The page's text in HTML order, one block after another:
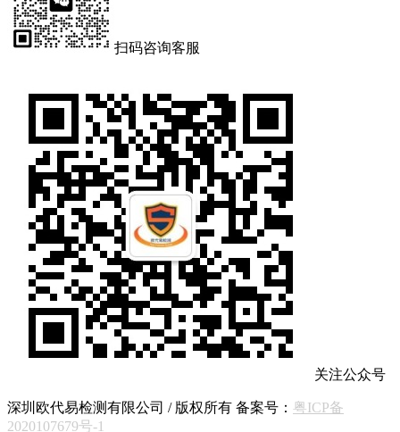
扫码咨询客服
关注公众号
深圳欧代易检测有限公司 / 版权所有 备案号： 粤ICP备
2020107679号-1